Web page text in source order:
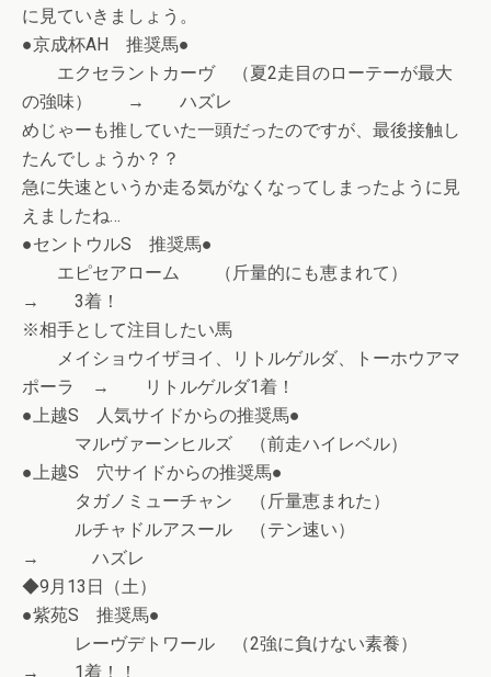
に見ていきましょう。
●京成杯AH 推奨馬●
エクセラントカーヴ （夏2走目のローテーが最大
の強味） → ハズレ
めじゃーも推していた一頭だったのですが、最後接触し
たんでしょうか？？
急に失速というか走る気がなくなってしまったように見
えましたね…
●セントウルS 推奨馬●
エピセアローム （斤量的にも恵まれて）
→ 3着！
※相手として注目したい馬
メイショウイザヨイ、リトルゲルダ、トーホウアマ
ポーラ → リトルゲルダ1着！
●上越S 人気サイドからの推奨馬●
マルヴァーンヒルズ （前走ハイレベル）
●上越S 穴サイドからの推奨馬●
タガノミューチャン （斤量恵まれた）
ルチャドルアスール （テン速い）
→ ハズレ
◆9月13日（土）
●紫苑S 推奨馬●
レーヴデトワール （2強に負けない素養）
→ 1着！！